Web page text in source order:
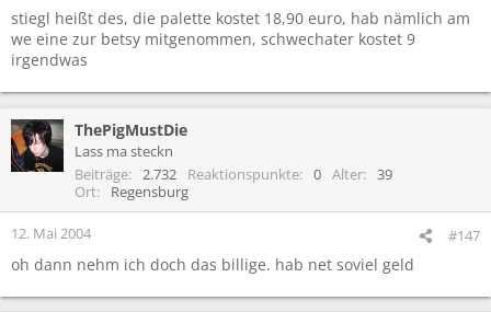
stiegl heißt des, die palette kostet 18,90 euro, hab nämlich am
we eine zur betsy mitgenommen, schwechater kostet 9
irgendwas
ThePigMustDie
Lass ma steckn
Beiträge
2.732 Reaktionspunkte 0 Alter
39
Ort
Regensburg
12. Mai 2004 #147
oh dann nehm ich doch das billige. hab net soviel geld